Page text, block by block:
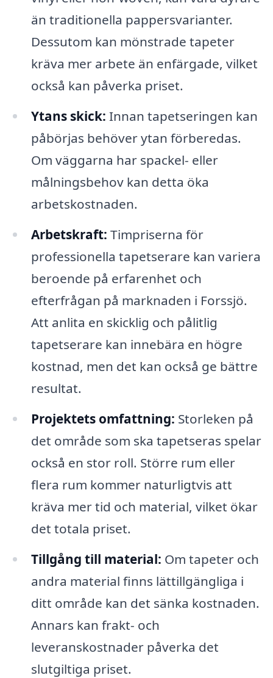
än traditionella pappersvarianter.
Dessutom kan mönstrade tapeter
kräva mer arbete än enfärgade, vilket
också kan påverka priset.
Ytans skick: Innan tapetseringen kan
påbörjas behöver ytan förberedas.
Om väggarna har spackel- eller
målningsbehov kan detta öka
arbetskostnaden.
Arbetskraft: Timpriserna för
professionella tapetserare kan variera
beroende på erfarenhet och
efterfrågan på marknaden i Forssjö.
Att anlita en skicklig och pålitlig
tapetserare kan innebära en högre
kostnad, men det kan också ge bättre
resultat.
Projektets omfattning: Storleken på
det område som ska tapetseras spelar
också en stor roll. Större rum eller
flera rum kommer naturligtvis att
kräva mer tid och material, vilket ökar
det totala priset.
Tillgång till material: Om tapeter och
andra material finns lättillgängliga i
ditt område kan det sänka kostnaden.
Annars kan frakt- och
leveranskostnader påverka det
slutgiltiga priset.